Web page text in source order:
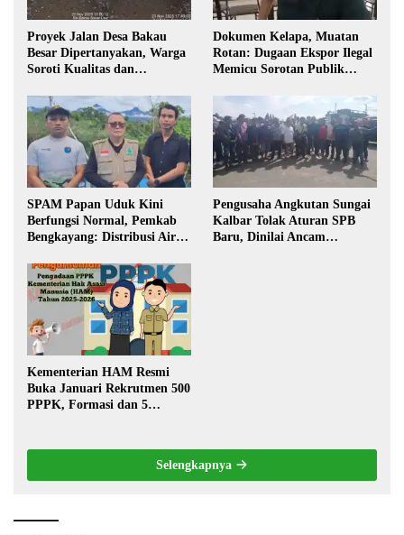
Proyek Jalan Desa Bakau
Besar Dipertanyakan, Warga
Soroti Kualitas dan
Pembangunan
Dokumen Kelapa, Muatan
Rotan: Dugaan Ekspor Ilegal
Memicu Sorotan Publik
SPAM Papan Uduk Kini
Berfungsi Normal, Pemkab
Bengkayang: Distribusi Air
Warga
Pengusaha Angkutan Sungai
Kalbar Tolak Aturan SPB
Baru, Dinilai Ancam
Kementerian HAM Resmi
Buka Januari Rekrutmen 500
PPPK, Formasi dan 5
Selengkapnya